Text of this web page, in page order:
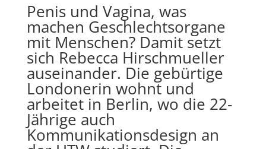
Penis und Vagina, was
machen Geschlechtsorgane
mit Menschen? Damit setzt
sich Rebecca Hirschmueller
auseinander. Die gebürtige
Londonerin wohnt und
arbeitet in Berlin, wo die 22-
Jährige auch
Kommunikationsdesign an